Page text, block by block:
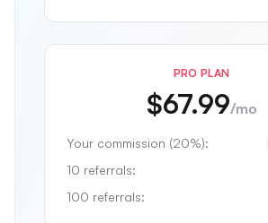
PRO PLAN
$67.99/mo
Your commission (20%):
10 referrals:
100 referrals: